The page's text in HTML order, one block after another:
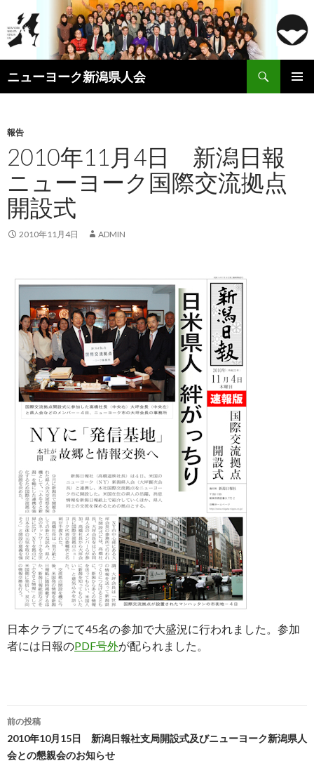
ニューヨーク新潟県人会
索
ン
ツ
へ
ス
キ
ッ
プ
報告
2010年11月4日 新潟日報
ニューヨーク国際交流拠点
開設式
2010年11月4日 ADMIN
日本クラブにて45名の参加で大盛況に行われました。参加
者には日報のPDF号外が配られました。
投
稿
前の投稿
2010年10月15日 新潟日報社支局開設式及びニューヨーク新潟県人
会との懇親会のお知らせ